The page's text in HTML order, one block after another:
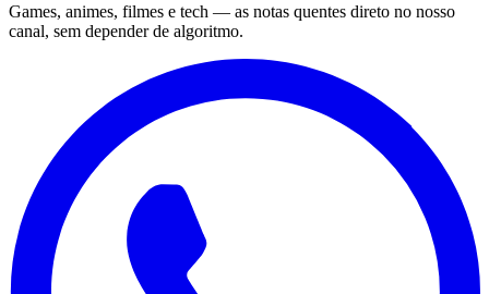
Games, animes, filmes e tech — as notas quentes direto no nosso
canal, sem depender de algoritmo.